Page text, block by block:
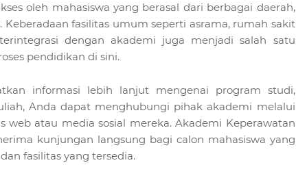
oleh mahasiswa yang berasal dari berbagai daerah,
fasilitas umum seperti asrama, rumah sakit
dengan akademi juga menjadi salah satu
pendidikan di sini.
informasi lebih lanjut mengenai program studi,
Anda dapat menghubungi pihak akademi melalui
web atau media sosial mereka. Akademi Keperawatan
kunjungan langsung bagi calon mahasiswa yang
fasilitas yang tersedia.